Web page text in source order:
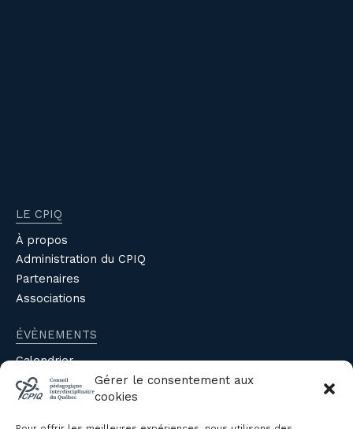
Gérer le consentement aux
cookies
LE CPIQ
À propos
Administration du CPIQ
Partenaires
Associations
ÉVÈNEMENTS
Calendrier
Évènements du CPIQ